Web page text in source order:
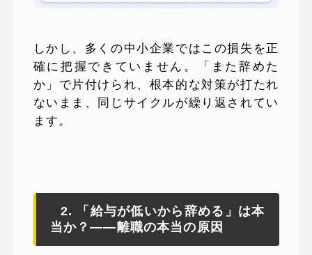
しかし、多くの中小企業ではこの損失を正
確に把握できていません。「また辞めた
か」で片付けられ、根本的な対策が打たれ
ないまま、同じサイクルが繰り返されてい
ます。
2. 「給与が低いから辞める」は本
当か？——離職の本当の原因